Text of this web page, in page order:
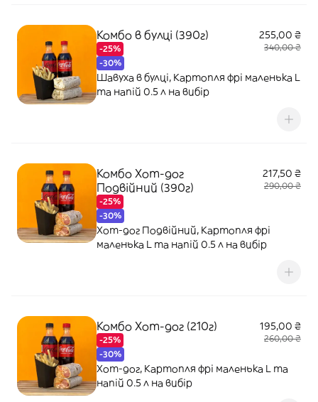
Комбо в булці (390г)
-25%
-30%
255,00 ₴
340,00 ₴
Шавуха в булці, Картопля фрі маленька L
та напій 0.5 л на вибір
Комбо Хот-дог
Подвійний (390г)
-25%
-30%
217,50 ₴
290,00 ₴
Хот-дог Подвійний, Картопля фрі
маленька L та напій 0.5 л на вибір
Комбо Хот-дог (210г)
-25%
-30%
195,00 ₴
260,00 ₴
Хот-дог, Картопля фрі маленька L та
напій 0.5 л на вибір